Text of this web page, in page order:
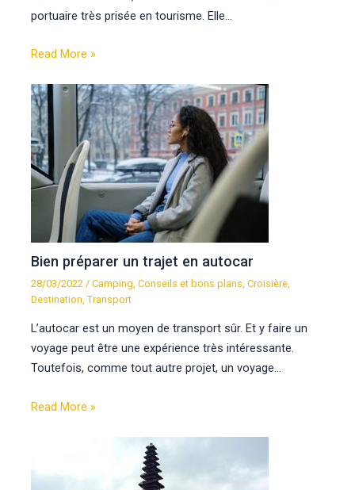
portuaire très prisée en tourisme. Elle…
Read More »
Bien préparer un trajet en autocar
28/03/2022 /Camping ,Conseils et bons plans ,Croisière
Destination ,Transport
L’autocar est un moyen de transport sûr. Et y faire un
voyage peut être une expérience très intéressante.
Toutefois, comme tout autre projet, un voyage…
Read More »